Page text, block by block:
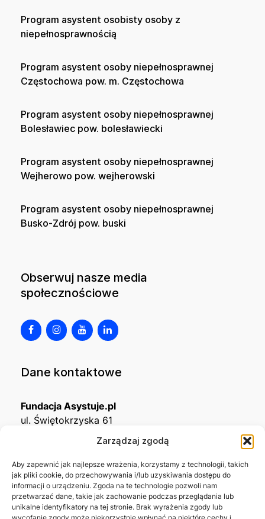
Zarządzaj zgodą
Aby zapewnić jak najlepsze wrażenia, korzystamy z technologii, takich
jak pliki cookie, do przechowywania i/lub uzyskiwania dostępu do
informacji o urządzeniu. Zgoda na te technologie pozwoli nam
przetwarzać dane, takie jak zachowanie podczas przeglądania lub
unikalne identyfikatory na tej stronie. Brak wyrażenia zgody lub
Program asystent osobisty osoby z
niepełnosprawnością
Program asystent osoby niepełnosprawnej
Częstochowa pow. m. Częstochowa
Program asystent osoby niepełnosprawnej
Bolesławiec pow. bolesławiecki
Program asystent osoby niepełnosprawnej
Wejherowo pow. wejherowski
Program asystent osoby niepełnosprawnej
Busko-Zdrój pow. buski
Obserwuj nasze media
społecznościowe
Dane kontaktowe
Fundacja Asystuje.pl
ul. Świętokrzyska 61
KRS0001215994
NIP5492488380
REGON543667703